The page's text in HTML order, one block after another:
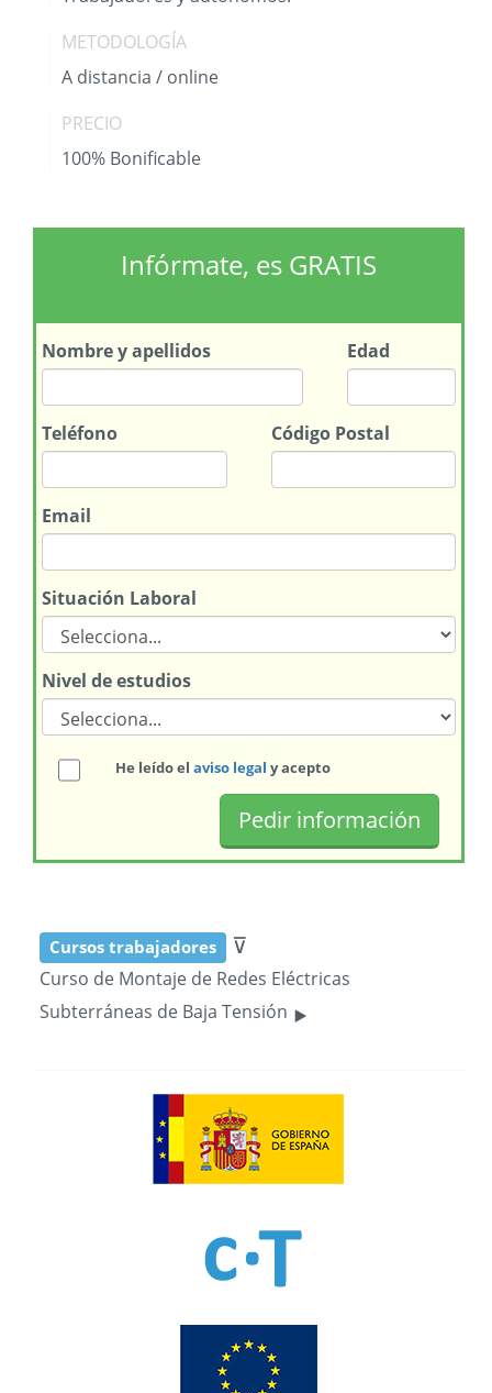
METODOLOGÍA
A distancia / online
PRECIO
100% Bonificable
Infórmate, es GRATIS
Nombrey apellidos Edad
Teléfono Código Postal
Email
Situación Laboral
Nivel de estudios
He leído el aviso legal y acepto
Cursos trabajadores ⊽
Curso de Montaje de Redes Eléctricas
Subterráneas de Baja Tensión ‣